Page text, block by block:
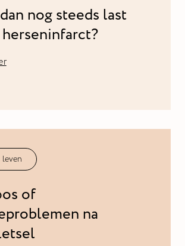
nog steeds last
of
na